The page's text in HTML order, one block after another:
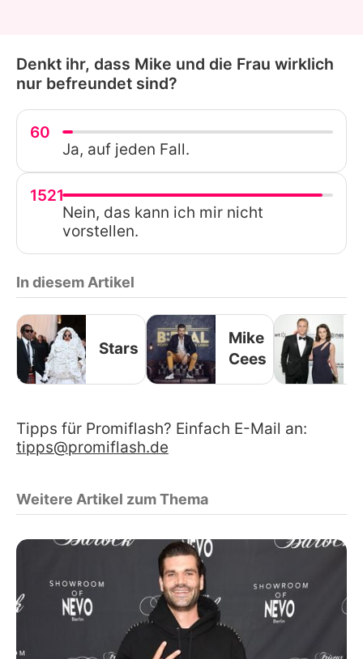
Denkt ihr, dass Mike und die Frau wirklich
nur befreundet sind?
60
Ja, auf jeden Fall.
1521
Nein, das kann ich mir nicht
vorstellen.
In diesem Artikel
Stars
Mike
Cees
Tipps für Promiflash? Einfach E-Mail an:
tipps@promiflash.de
Weitere Artikel zum Thema